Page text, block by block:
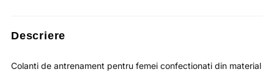
cusaturi
si
4F
Descriere
Colanti de antrenament pentru femei confectionati din material